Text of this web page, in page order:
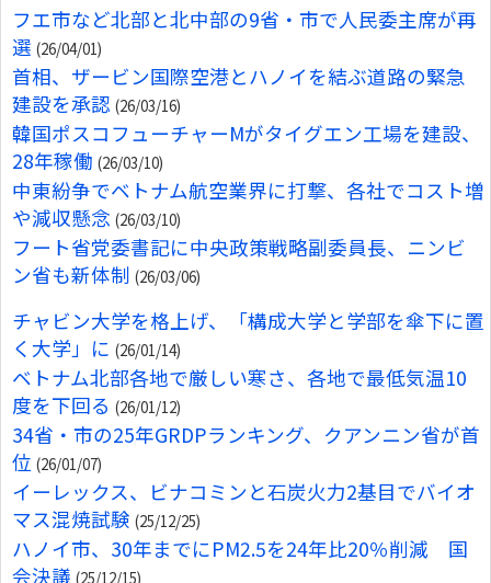
フエ市など北部と北中部の9省・市で人民委主席が再
選 (26/04/01)
首相、ザービン国際空港とハノイを結ぶ道路の緊急
建設を承認 (26/03/16)
韓国ポスコフューチャーMがタイグエン工場を建設、
28年稼働 (26/03/10)
中東紛争でベトナム航空業界に打撃、各社でコスト増
や減収懸念 (26/03/10)
フート省党委書記に中央政策戦略副委員長、ニンビ
ン省も新体制 (26/03/06)
チャビン大学を格上げ、「構成大学と学部を傘下に置
く大学」に (26/01/14)
ベトナム北部各地で厳しい寒さ、各地で最低気温10
度を下回る (26/01/12)
34省・市の25年GRDPランキング、クアンニン省が首
位 (26/01/07)
イーレックス、ビナコミンと石炭火力2基目でバイオ
マス混焼試験 (25/12/25)
ハノイ市、30年までにPM2.5を24年比20％削減 国
会決議 (25/12/15)